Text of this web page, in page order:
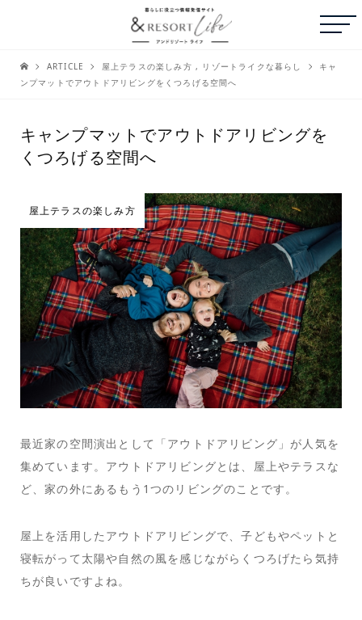
ARTICLE 屋上テラスの楽しみ方 , リゾートライクな暮らし
キャ
ンプマットでアウトドアリビングをくつろげる空間へ
キャンプマットでアウトドアリビングを
くつろげる空間へ
屋上テラスの楽しみ方
最近家の空間演出として「アウトドアリビング」が人気を
集めています。アウトドアリビングとは、屋上やテラスな
ど、家の外にあるもう1つのリビングのことです。
屋上を活用したアウトドアリビングで、子どもやペットと
寝転がって太陽や自然の風を感じながらくつろげたら気持
ちが良いですよね。